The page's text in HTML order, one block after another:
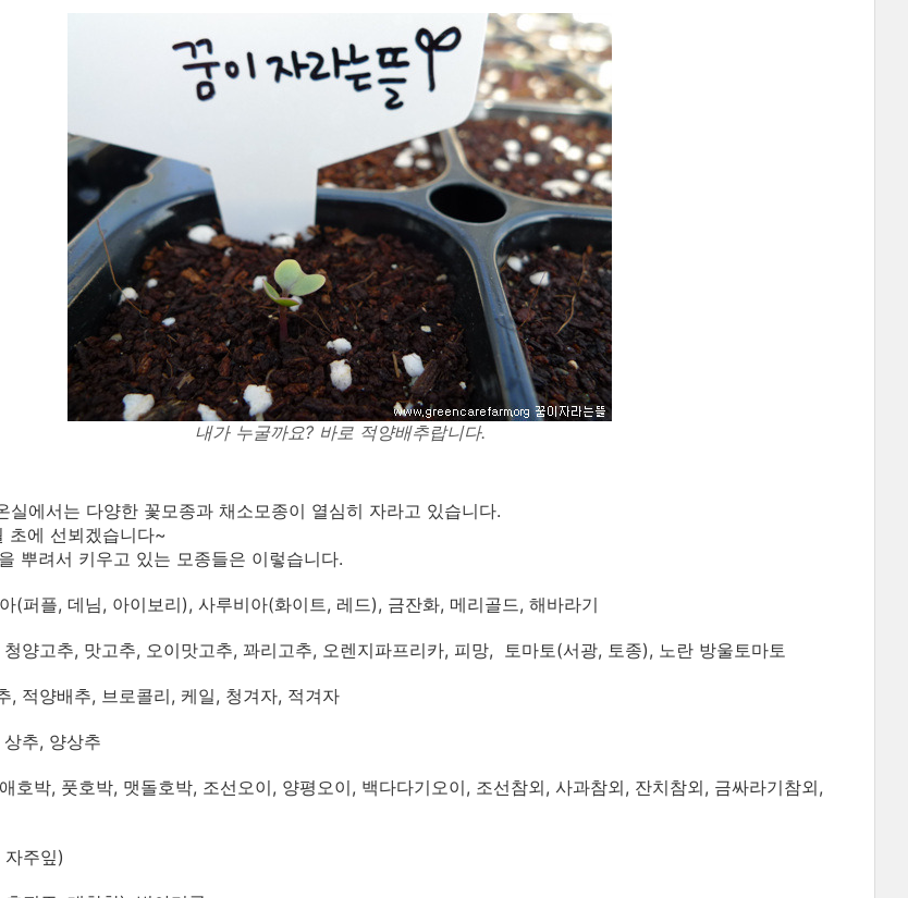
내가 누굴까요? 바로 적양배추랍니다.
실에서는 다양한 꽃모종과 채소모종이 열심히 자라고 있습니다.
초에 선뵈겠습니다~
뿌려서 키우고 있는 모종들은 이렇습니다.
(퍼플, 데님, 아이보리), 사루비아(화이트, 레드), 금잔화, 메리골드, 해바라기
양고추, 맛고추, 오이맛고추, 꽈리고추, 오렌지파프리카, 피망, 토마토(서광, 토종), 노란 방울토마토
, 적양배추, 브로콜리, 케일, 청겨자, 적겨자
추, 양상추
호박, 풋호박, 맷돌호박, 조선오이, 양평오이, 백다다기오이, 조선참외, 사과참외, 잔치참외, 금싸라기참외,
주잎)